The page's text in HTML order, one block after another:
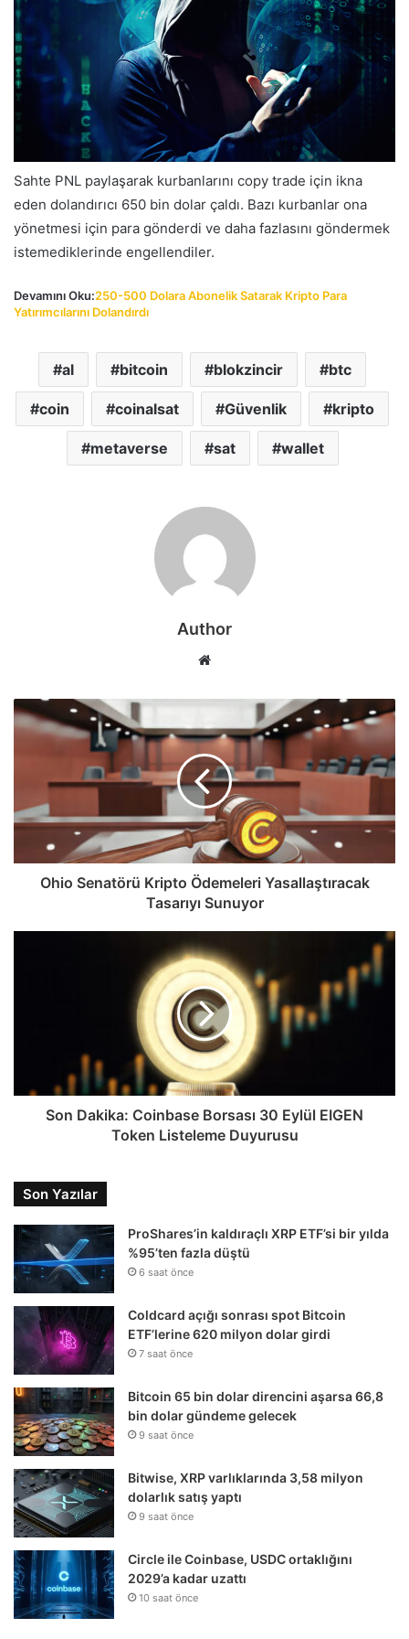
Sahte PNL paylaşarak kurbanlarını copy trade için ikna
eden dolandırıcı 650 bin dolar çaldı. Bazı kurbanlar ona
yönetmesi için para gönderdi ve daha fazlasını göndermek
istemediklerinde engellendiler.
Devamını Oku:250-500 Dolara Abonelik Satarak Kripto Para
Yatırımcılarını Dolandırdı
al bitcoin blokzincir btc
coin coinalsat Güvenlik kripto
metaverse sat wallet
Author
Web
Ohio Senatörü Kripto Ödemeleri Yasallaştıracak
Tasarıyı Sunuyor
Son Dakika: Coinbase Borsası 30 Eylül EIGEN
Token Listeleme Duyurusu
Son Yazılar
ProShares’in kaldıraçlı XRP ETF’si bir yılda
%95’ten fazla düştü
6 saat önce
Coldcard açığı sonrası spot Bitcoin
ETF’lerine 620 milyon dolar girdi
7 saat önce
Bitcoin 65 bin dolar direncini aşarsa 66,8
bin dolar gündeme gelecek
9 saat önce
Bitwise, XRP varlıklarında 3,58 milyon
dolarlık satış yaptı
9 saat önce
Circle ile Coinbase, USDC ortaklığını
2029’a kadar uzattı
10 saat önce